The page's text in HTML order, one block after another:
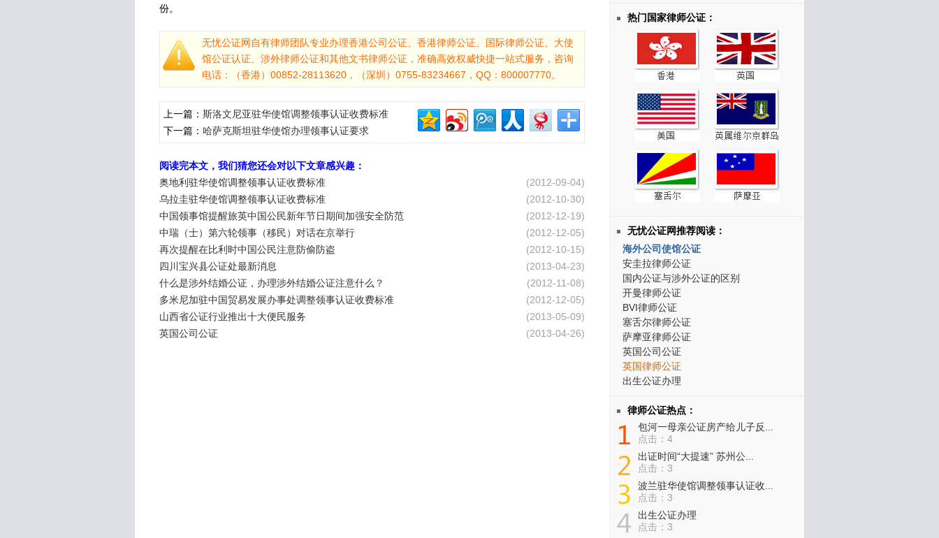
热门国家律师公证：
无忧公证网推荐阅读：
海外公司使馆公证
安圭拉律师公证
国内公证与涉外公证的区别
开曼律师公证
BVI律师公证
塞舌尔律师公证
萨摩亚律师公证
英国公司公证
英国律师公证
出生公证办理
律师公证热点：
包河一母亲公证房产给儿子反...
点击：4
出证时间“大提速” 苏州公...
点击：3
波兰驻华使馆调整领事认证收...
点击：3
出生公证办理
点击：3
份。
无忧公证网自有律师团队专业办理香港公司公证、香港律师公证、国际律师公证、大使
馆公证认证、涉外律师公证和其他文书律师公证，准确高效权威快捷一站式服务，咨询
电话：（香港）00852-28113620，（深圳）0755-83234667，QQ：800007770。
上一篇： 斯洛文尼亚驻华使馆调整领事认证收费标准
下一篇： 哈萨克斯坦驻华使馆办理领事认证要求
阅读完本文，我们猜您还会对以下文章感兴趣：
(2012-09-04)
奥地利驻华使馆调整领事认证收费标准
(2012-10-30)
乌拉圭驻华使馆调整领事认证收费标准
(2012-12-19)
中国领事馆提醒旅英中国公民新年节日期间加强安全防范
(2012-12-05)
中瑞（士）第六轮领事（移民）对话在京举行
(2012-10-15)
再次提醒在比利时中国公民注意防偷防盗
(2013-04-23)
四川宝兴县公证处最新消息
(2012-11-08)
什么是涉外结婚公证，办理涉外结婚公证注意什么？
(2012-12-05)
多米尼加驻中国贸易发展办事处调整领事认证收费标准
(2013-05-09)
山西省公证行业推出十大便民服务
(2013-04-26)
英国公司公证